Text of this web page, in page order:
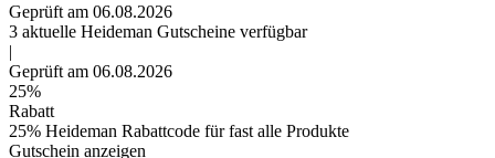
Geprüft am 06.08.2026
3 aktuelle Heideman Gutscheine verfügbar
|
Geprüft am 06.08.2026
25%
Rabatt
25% Heideman Rabattcode für fast alle Produkte
Gutschein anzeigen